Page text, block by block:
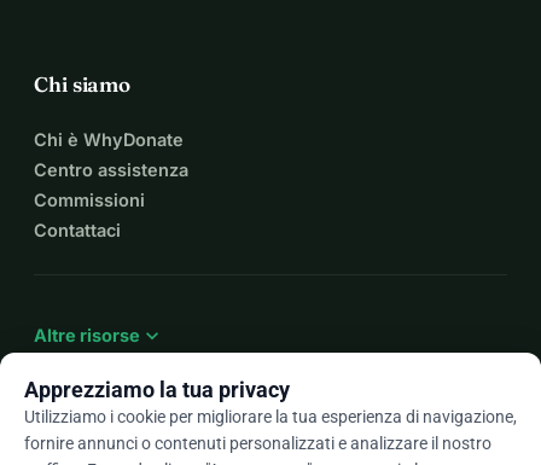
Chi siamo
Chi è WhyDonate
Centro assistenza
Commissioni
Contattaci
Altre risorse expand_more
Apprezziamo la tua privacy
Utilizziamo i cookie per migliorare la tua esperienza di navigazione,
fornire annunci o contenuti personalizzati e analizzare il nostro